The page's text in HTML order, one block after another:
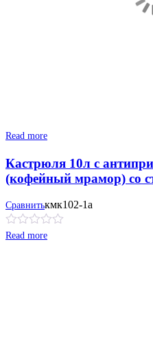
Read more
Кастрюля 10л с
(кофейный мрамор) со
Сравнитькмк102-1а
Read more